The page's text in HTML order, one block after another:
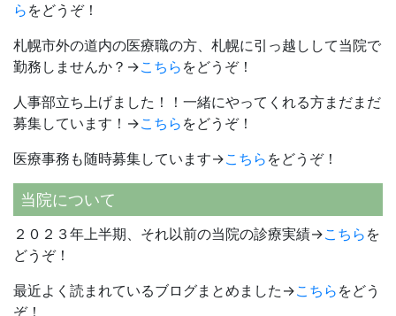
ら をどうぞ！
札幌市外の道内の医療職の方、札幌に引っ越しして当院で
勤務しませんか？→こちら をどうぞ！
人事部立ち上げました！！一緒にやってくれる方まだまだ
募集しています！→こちら をどうぞ！
医療事務も随時募集しています→こちら をどうぞ！
当院について
２０２３年上半期、それ以前の当院の診療実績→こちら を
どうぞ！
最近よく読まれているブログまとめました→こちら をどう
ぞ！